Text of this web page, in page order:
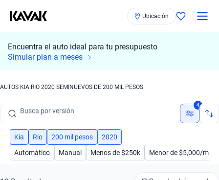
Ubicación
Encuentra el auto ideal para tu presupuesto
Simular plan a meses
AUTOS KIA RIO 2020 SEMINUEVOS DE 200 MIL PESOS
Busca por marca
Busca por año
Busca por marca
Busca por modelo
Busca por versión
4
Kia Rio 200 mil pesos
2020
Automático
Manual Menos de $250k Menor de $5,000/mes